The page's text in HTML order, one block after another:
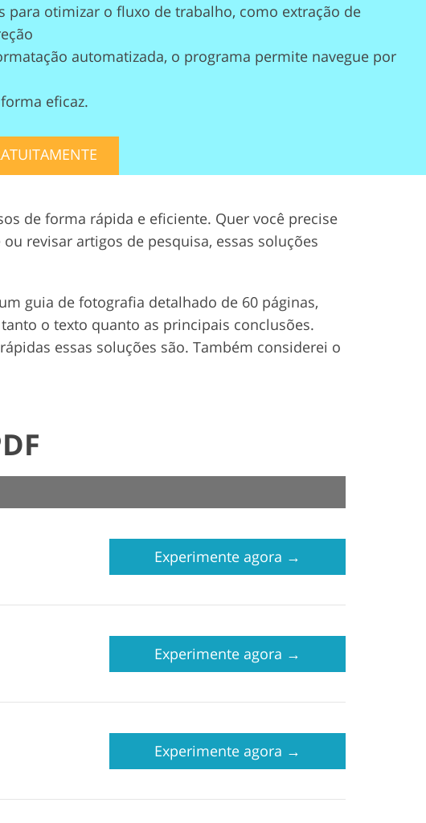
vídeo
para otimizar o fluxo de trabalho, como extração de
automatizada, o programa permite navegue por
eficaz.
de forma rápida e eficiente. Quer você precise
revisar artigos de pesquisa, essas soluções
guia de fotografia detalhado de 60 páginas,
o texto quanto as principais conclusões.
essas soluções são. Também considerei o
Experimente agora →
Experimente agora →
Experimente agora →